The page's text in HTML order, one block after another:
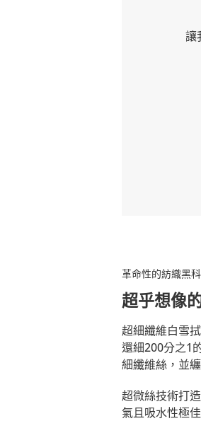
讓
革命性的紡織黑
超乎想像
超細纖維白雪
還細200分之1
細纖維絲，並
超微絲技術打
氣且吸水性極佳